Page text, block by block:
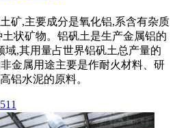
矿,主要成分是氧化铝,系含有杂质
状矿物。铝矾土是生产金属铝的
域,其用量占世界铝矾土总产量的
金属用途主要是作耐火材料、研
铝水泥的原料。